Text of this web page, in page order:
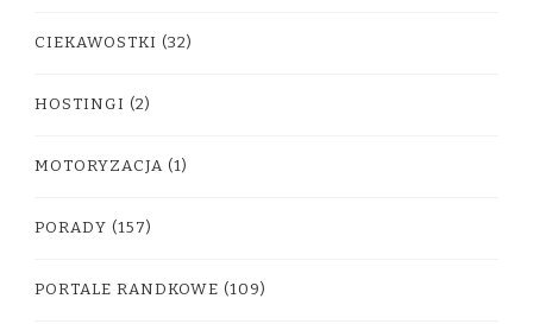
CIEKAWOSTKI (32)
HOSTINGI (2)
MOTORYZACJA (1)
PORADY (157)
PORTALE RANDKOWE (109)